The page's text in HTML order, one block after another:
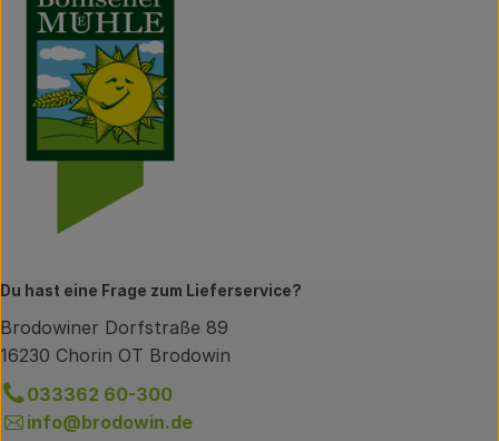
Du hast eine Frage zum Lieferservice?
Brodowiner Dorfstraße 89
16230 Chorin OT Brodowin
033362 60-300
info@brodowin.de